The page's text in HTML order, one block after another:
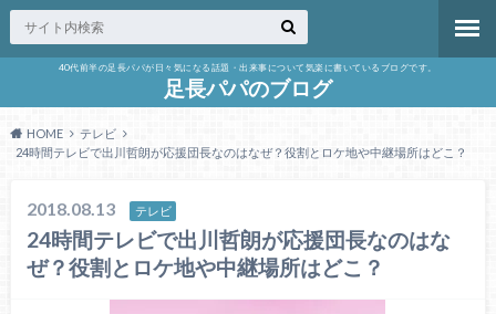
40代前半の足長パパが日々気になる話題・出来事について気楽に書いているブログです。
足長パパのブログ
HOME
テレビ
24時間テレビで出川哲朗が応援団長なのはなぜ？役割とロケ地や中継場所はどこ？
2018.08.13 テレビ
24時間テレビで出川哲朗が応援団長なのはな
ぜ？役割とロケ地や中継場所はどこ？